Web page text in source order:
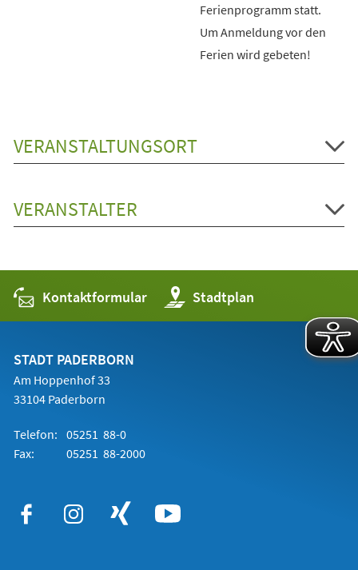
Ferienprogramm statt.
Um Anmeldung vor den
Ferien wird gebeten!
VERANSTALTUNGSORT
VERANSTALTER
Kontaktformular Stadtplan
(Öffnet
in
einem
STADT PADERBORN
Am Hoppenhof 33
33104 Paderborn
Telefon: 05251 88-0
Fax:
05251 88-2000